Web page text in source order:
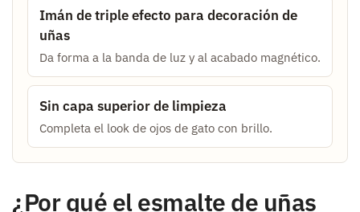
Imán de triple efecto para decoración de
uñas
Da forma a la banda de luz y al acabado magnético.
Sin capa superior de limpieza
Completa el look de ojos de gato con brillo.
¿Por qué el esmalte de uñas